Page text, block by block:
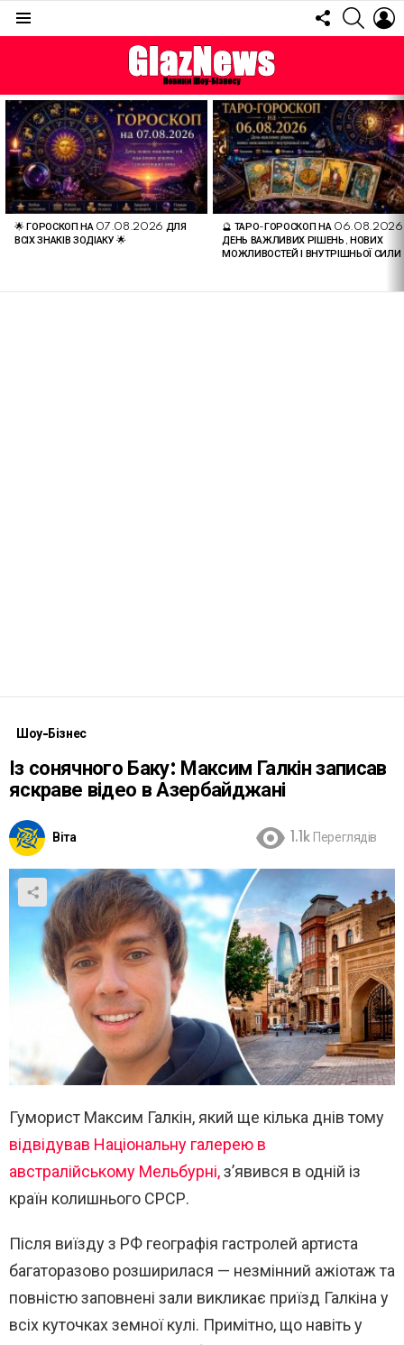
FOLLOW
US
ОСТАННІ
СТАТТІ
🌟 ГОРОСКОП НА 07.08.2026 ДЛЯ
ВСІХ ЗНАКІВ ЗОДІАКУ 🌟
🔮 ТАРО-ГОРОСКОП НА
ДЕНЬ ВАЖЛИВИХ РІШЕНЬ, НОВИХ
МОЖЛИВОСТЕЙ І ВНУТРІШНЬОЇ СИЛИ
Шоу-Бізнес
Із сонячного Баку: Максим Галкін записав
яскраве відео в Азербайджані
Віта 1.1k Переглядів
Гуморист Максим Галкін, який ще кілька днів тому
відвідував Національну галерею в
австралійському Мельбурні,з’явився в одній із
країн колишнього СРСР.
Після виїзду з РФ географія гастролей артиста
багаторазово розширилася — незмінний ажіотаж та
повністю заповнені зали викликає приїзд Галкіна у
всіх куточках земної кулі. Примітно, що навіть у